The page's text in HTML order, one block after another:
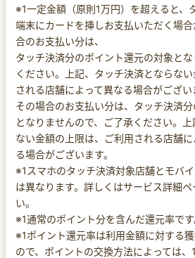
※1一定金額（原則1万円）を超えると、
端末にカードを挿しお支払いただく場
合のお支払い分は、
タッチ決済分のポイント還元の対象と
ください。上記、タッチ決済とならな
される店舗によって異なる場合がござい
その場合のお支払い分は、タッチ決済
となりませんので、ご了承ください。
ない金額の上限は、ご利用される店舗に
る場合がございます。
※1スマホのタッチ決済対象店舗とモバ
は異なります。詳しくはサービス詳細
い。
※1通常のポイント分を含んだ還元率です
※1ポイント還元率は利用金額に対する
ので、ポイントの交換方法によっては